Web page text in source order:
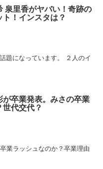
泉里香がヤバい！奇跡の
ト！インスタは？
題になっています。 ２人のイ
が卒業発表。みさの卒業
世代交代？
業ラッシュなのか？卒業理由